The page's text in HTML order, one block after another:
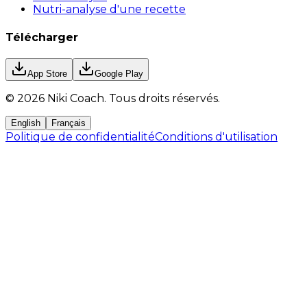
Nutri-analyse d'une recette
Télécharger
App Store Google Play
© 2026 Niki Coach. Tous droits réservés.
English Français
Politique de confidentialitéConditions d'utilisation